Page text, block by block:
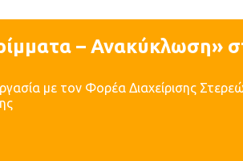
– Ανακύκλωση»
με τον Φορέα Διαχείρισης